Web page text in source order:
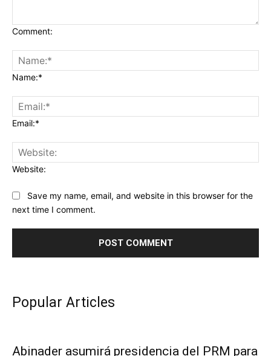
Comment:
Name:*
Email:*
Website:
Save my name, email, and website in this browser for the
next time I comment.
Popular Articles
Abinader asumirá presidencia del PRM para